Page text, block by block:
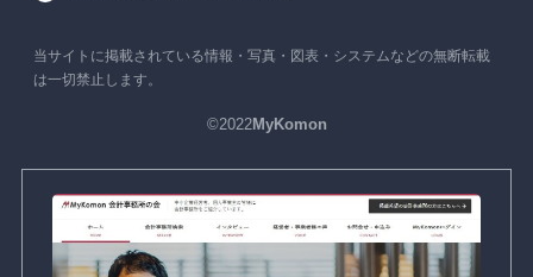
当サイトに掲載されている情報・写真・図表・システムなどの無断転載
は一切禁止します。
©2022MyKomon